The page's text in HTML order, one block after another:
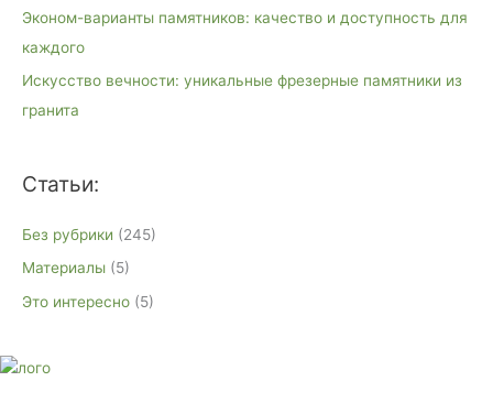
Эконом-варианты памятников: качество и доступность для
каждого
Искусство вечности: уникальные фрезерные памятники из
гранита
Статьи:
Без рубрики (245)
Материалы (5)
Это интересно (5)